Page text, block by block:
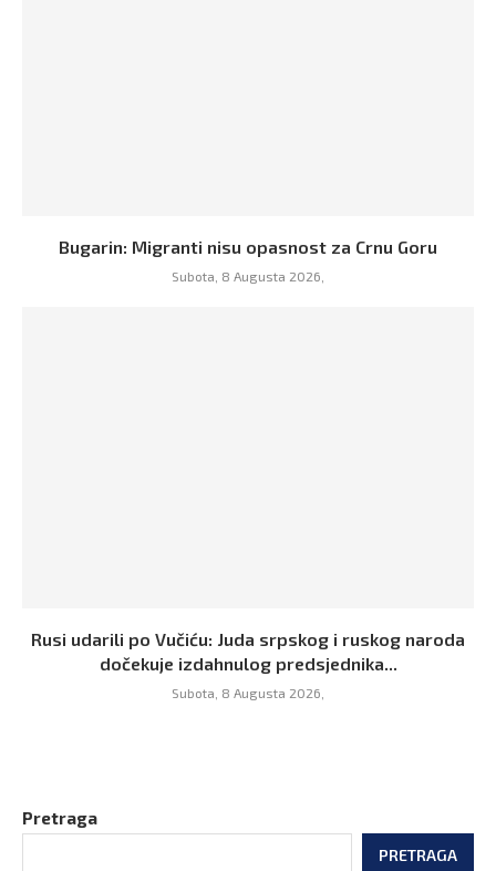
Bugarin: Migranti nisu opasnost za Crnu Goru
Subota, 8 Augusta 2026,
Rusi udarili po Vučiću: Juda srpskog i ruskog naroda
dočekuje izdahnulog predsjednika...
Subota, 8 Augusta 2026,
Pretraga
PRETRAGA